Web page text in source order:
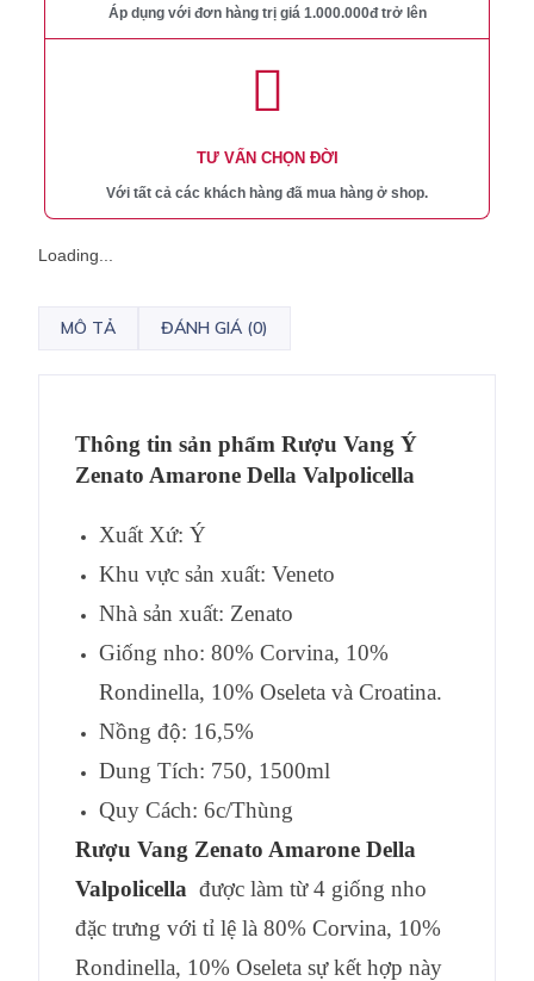
Áp dụng với đơn hàng trị giá 1.000.000đ trở lên
TƯ VẤN CHỌN ĐỜI
Với tất cả các khách hàng đã mua hàng ở shop.
Loading...
MÔ TẢ ĐÁNH GIÁ (0)
Thông tin sản phẩmRượu Vang Ý
Zenato Amarone Della Valpolicella
Xuất Xứ: Ý
Khu vực sản xuất: Veneto
Nhà sản xuất: Zenato
Giống nho: 80% Corvina, 10%
Rondinella, 10% Oseleta và Croatina.
Nồng độ: 16,5%
Dung Tích: 750, 1500ml
Quy Cách: 6c/Thùng
Rượu Vang Zenato Amarone Della
Valpolicella được làm từ 4 giống nho
đặc trưng với tỉ lệ là 80% Corvina, 10%
Rondinella, 10% Oseleta sự kết hợp này